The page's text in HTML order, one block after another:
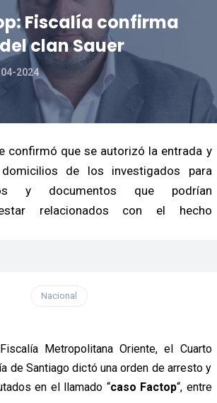
Fiscalía confirma
clan Sauer
2024
confirmó que se autorizó la entrada y
de los investigados para
y documentos que podrían
estar relacionados con el hecho
Nacional
Metropolitana Oriente, el Cuarto
de Santiago dictó una orden de arresto y
en el llamado “caso Factop“, entre